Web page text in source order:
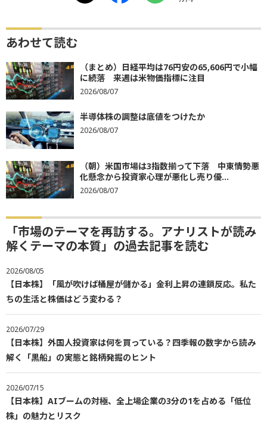
あわせて読む
（まとめ）日経平均は76円安の65,606円で小幅
に続落 来週は米物価指標に注目
2026/08/07
半導体株の調整は底値をつけたか
2026/08/07
（朝）米国市場は3指数揃って下落 中東情勢悪
化懸念から投資家心理が悪化し売り優...
2026/08/07
「市場のテーマを再訪する。アナリストが読み
解くテーマの本質」の過去記事を読む
2026/08/05
【日本株】「風が吹けば桶屋が儲かる」金利上昇の連鎖反応。私た
ちの生活と株価はどう変わる？
2026/07/29
【日本株】外国人投資家は何を買っている？四季報の数字から読み
解く「黒船」の実態と銘柄発掘のヒント
2026/07/15
【日本株】AIブームの対極、全上場企業の3分の1を占める「低位
株」の魅力とリスク